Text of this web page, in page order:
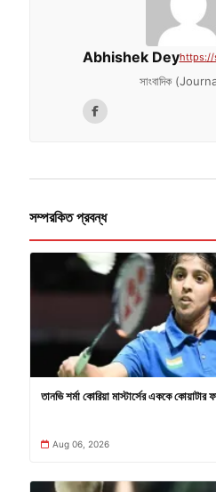
Abhishek Deyhttps://
সাংবাদিক
সম্পরকিত প্রবন্ধ
তানভি শর্মা কোরিয়া মাস্টার্সের এককে
Aug 06, 2026